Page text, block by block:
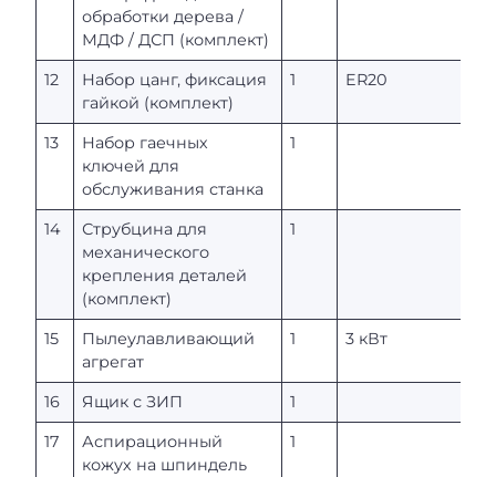
обработки дерева /
МДФ / ДСП (комплект)
12
Набор цанг, фиксация
гайкой (комплект)
1 ER20
13
Набор гаечных
ключей для
обслуживания станка
1
14
Струбцина для
механического
крепления деталей
(комплект)
1
15
Пылеулавливающий
агрегат
1 3 кВт
16 Ящик с ЗИП
1
17
Аспирационный
кожух на шпиндель
1